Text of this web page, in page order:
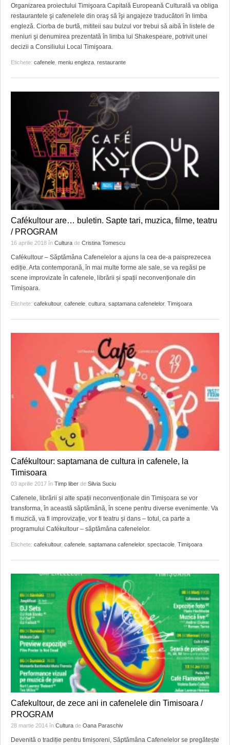
GRĂDINA TAICII DOMNULUI
ZIARISTU’ DE TERASĂ
CU OIŞTEA-N KIERKEGAARD
FINANŢĂRI DE LA A LA Z
CRONICĂ DE FILM
UNDE MERGEM
FILME DOCUMENTARE
CLIPURI VIDEO
ACCIDENTE
ANUNŢURI
INFO SI UTILE
CULTURA
FILME DOCUMENTARE
CLIPURI VIDEO
JOCURI ONLINE
DIVERSE
HARTA TIMIŞOAREI
LICEE, ŞCOLI ŞI GRĂDINIŢE DIN TIMIŞ
PRIMĂRIILE DIN TIMIŞ
SFATURI JURIDICE
Organizarea proiectului Timişoara Capitală Europeană Culturală va obliga
restaurantele şi cafenelele din oraş să îşi angajeze traducători în limba
engleză. Ciorba de burtă, mititeii sau bulzul vor trebui să aibă în listele de
meniuri şi denumirea prezentată în limba lui Shakespeare, potrivit unei
decizii a Consiliului Local Timişoara.
Etichete: cafenele meniu engleza restaurante
Cafékultour are… buletin. Sapte tari, muzica, filme, teatru
/ PROGRAM
16 aprilie 2018 în Cultura de Cristina Tomescu
Cafékultour – Săptămâna Cafenelelor a ajuns la cea de-a paisprezecea
ediție. Arta contemporană, în mai multe forme ale sale, se va regăsi pe
scene improvizate în cafenele, librării și spații neconvenționale din
Timișoara.
Etichete: cafekultour, cafenele cultura saptamana cafenelelor, Timişoara
Cafékultour: saptamana de cultura in cafenele, la
Timisoara
03 aprilie 2017 în Timp liber de Silvia Suciu
Cafenele, librării și alte spații neconvenționale din Timișoara se vor
transforma, în această săptămână, în scene pentru diverse evenimente. Va
fi muzică, va fi improvizație, vor fi teatru și dans – totul, ca parte a
programului Cafékultour – săptămâna cafenelelor.
Etichete: cafekultour, cafenele saptamana cafenelelor, spectacole Timişoara
Cafekultour, de zece ani in cafenelele din Timisoara /
PROGRAM
28 martie 2014 în Cultura de Oana Paraschiv
Devenită o tradiție pentru timișoreni, Săptămâna Cafenelelor se pregătește